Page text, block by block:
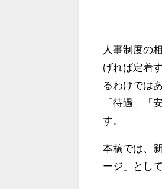
人事制度の
げれば定着
るわけでは
「待遇」「
す。
本稿では、
ージ」とし